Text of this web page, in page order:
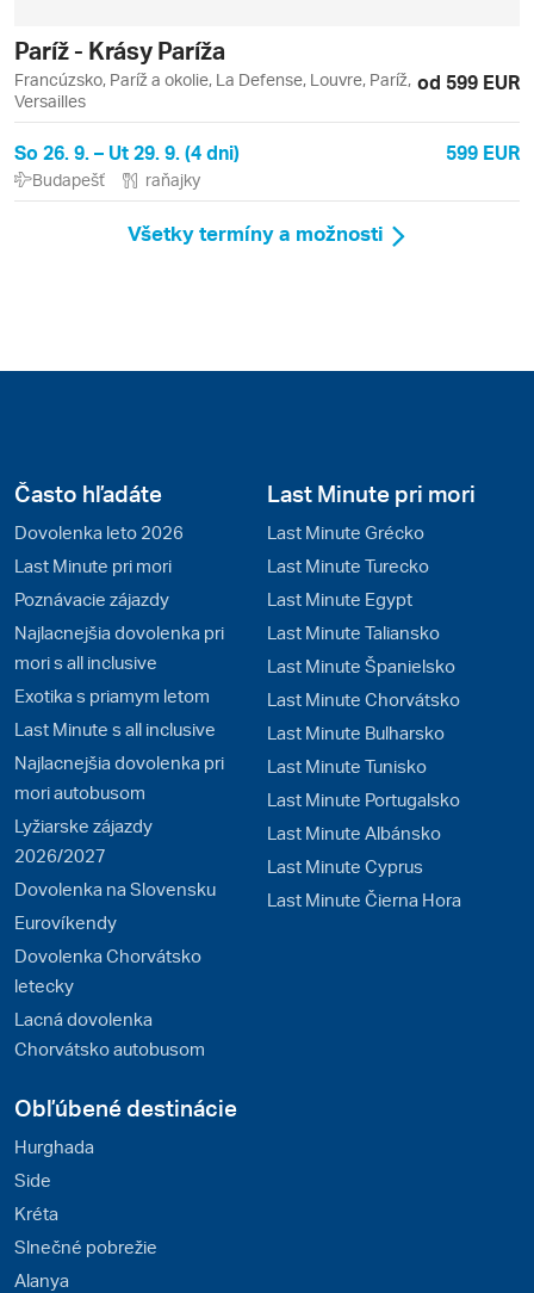
Paríž - Krásy Paríža
Francúzsko, Paríž a okolie, La Defense, Louvre, Paríž,
Versailles
od 599 EUR
So 26. 9. – Ut 29. 9. (4 dni) 599 EUR
Budapešť raňajky
Všetky termíny a možnosti
Často hľadáte
Dovolenka leto 2026
Last Minute pri mori
Poznávacie zájazdy
Najlacnejšia dovolenka pri
mori s all inclusive
Exotika s priamym letom
Last Minute s all inclusive
Najlacnejšia dovolenka pri
mori autobusom
Lyžiarske zájazdy
2026/2027
Dovolenka na Slovensku
Eurovíkendy
Dovolenka Chorvátsko
letecky
Lacná dovolenka
Chorvátsko autobusom
Last Minute pri mori
Last Minute Grécko
Last Minute Turecko
Last Minute Egypt
Last Minute Taliansko
Last Minute Španielsko
Last Minute Chorvátsko
Last Minute Bulharsko
Last Minute Tunisko
Last Minute Portugalsko
Last Minute Albánsko
Last Minute Cyprus
Last Minute Čierna Hora
Obľúbené destinácie
Hurghada
Side
Kréta
Slnečné pobrežie
Alanya